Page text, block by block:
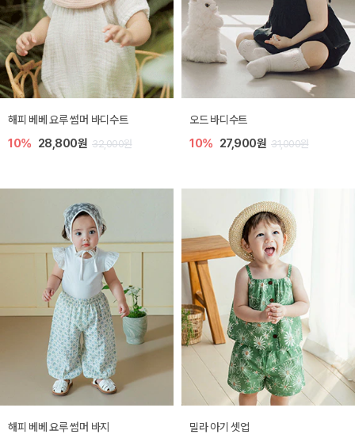
해피 베베 요루 썸머 바디수트
10% 28,800원 32,000원
오드 바디수트
10% 27,900원 31,000원
해피 베베 요루 썸머 바지 밀라 아기 셋업